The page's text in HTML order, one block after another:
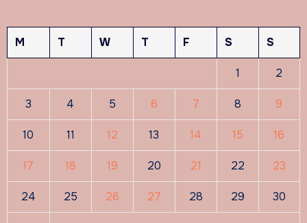
M T W T F S S
1 2
3 4 5 6 7 8 9
10 11 12 13 14 15 16
17 18 19 20 21 22 23
24 25 26 27 28 29 30